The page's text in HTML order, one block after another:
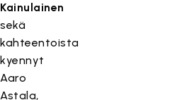
Kainulainen
sekä
kahteentoista
kyennyt
Aaro
Astala,